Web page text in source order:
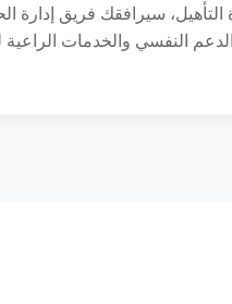
سيرافقك فريق إدارة
النفسي والخدمات الراعية